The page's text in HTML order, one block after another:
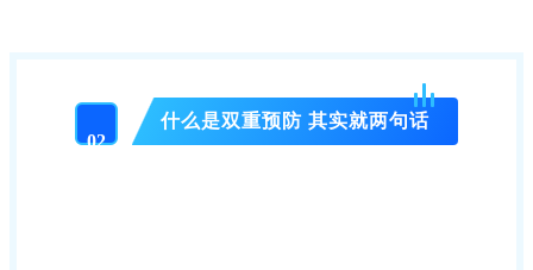
02
什么是双重预防 其实就两句话